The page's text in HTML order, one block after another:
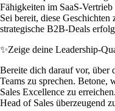
Fähigkeiten im SaaS-
Sei bereit, diese
strategische B2B-Deals
✨Zeige deine Leadership-
Bereite dich darauf vor, über
Teams zu sprechen. Betone,
Sales Excellence zu
Head of Sales überzeugend